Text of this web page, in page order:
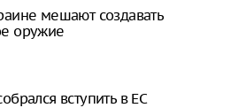
мешают создавать
оружие
вступить в ЕС